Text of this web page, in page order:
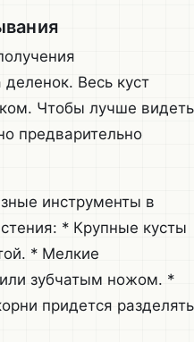
Весь куст
Чтобы лучше видеть
предварительно
инструменты в
* Крупные кусты
* Мелкие
зубчатым ножом. *
придется разделять